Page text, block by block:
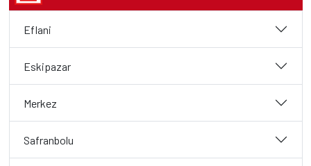
Eflani
Eskipazar
Merkez
Safranbolu